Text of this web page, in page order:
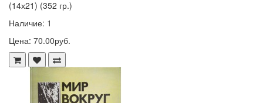
(14х21) (352 гр.)
Наличие: 1
Цена: 70.00руб.